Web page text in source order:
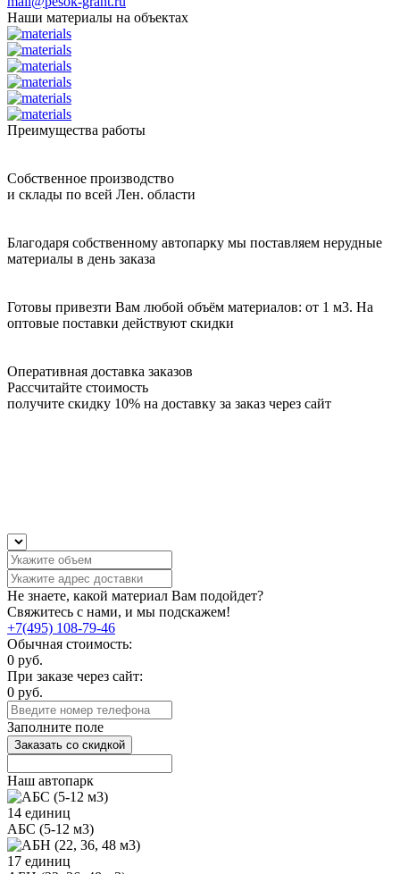
Наши материалы на объектах
Преимущества работы
Собственное производство
и склады по всей Лен. области
Благодаря собственному автопарку мы поставляем нерудные
материалы в день заказа
Готовы привезти Вам любой объём материалов: от 1 м3. На
оптовые поставки действуют скидки
Оперативная доставка заказов
Рассчитайте стоимость
получите скидку 10% на доставку за заказ через сайт
Не знаете, какой материал Вам подойдет?
Свяжитесь с нами, и мы подскажем!
+7(495) 108-79-46
Обычная стоимость:
0 руб.
При заказе через сайт:
0 руб.
Заполните поле
Заказать со скидкой
Наш автопарк
14 единиц
АБС (5-12 м3)
17 единиц